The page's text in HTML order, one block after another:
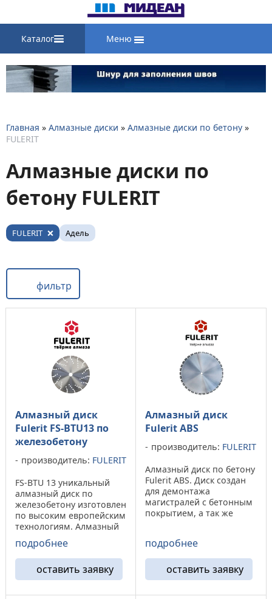
Каталог Меню
Главная » Алмазные диски » Алмазные диски по бетону »
FULERIT
Алмазные диски по
бетону FULERIT
FULERIT Адель
фильтр
Алмазный диск
Fulerit FS-BTU13 по
железобетону
производитель: FULERIT
FS-BTU 13 уникальный
алмазный диск по
железобетону изготовлен
по высоким европейским
технологиям. Алмазный
отрезной круг FS-BTU 13
благодаря уникальной
форме алмазного
сегмента снижает
вибрацию до 35 % .
Совокупность
подробнее
оставить заявку
Алмазный диск
Fulerit ABS
производитель: FULERIT
Алмазный диск по бетону
Fulerit ABS. Диск создан
для демонтажа
магистралей с бетонным
покрытием, а так же
алмазного диска ABS трех
слоенный, что
обеспечивает
равномерный износ на
подробнее
оставить заявку